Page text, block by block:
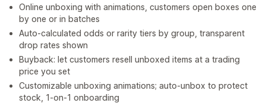
Online unboxing with animations, customers open boxes one
by one or in batches
Auto-calculated odds or rarity tiers by group, transparent
drop rates shown
Buyback: let customers resell unboxed items at a trading
price you set
Customizable unboxing animations; auto-unbox to protect
stock, 1-on-1 onboarding